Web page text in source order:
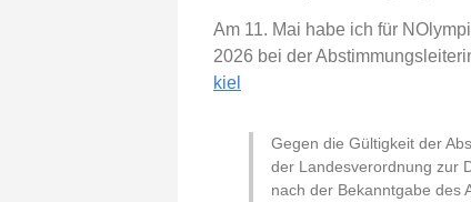
Am 11. Mai habe ich für
2026 bei der
kiel
Gegen die Gültigkeit der
der Landesverordnung zur
nach der Bekanntgabe des